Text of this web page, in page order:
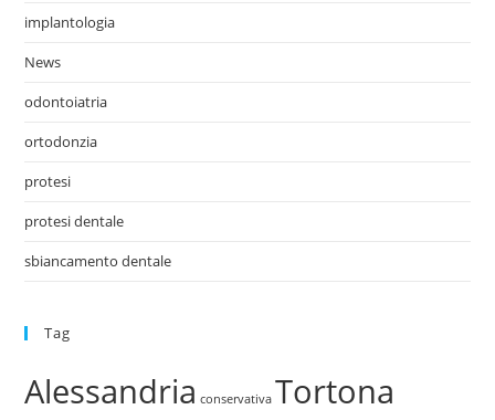
implantologia
News
odontoiatria
ortodonzia
protesi
protesi dentale
sbiancamento dentale
Tag
Alessandria conservativa Tortona